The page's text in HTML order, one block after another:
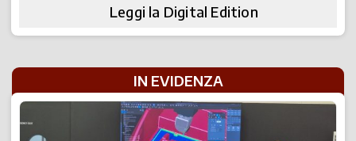
Leggi la Digital Edition
IN EVIDENZA